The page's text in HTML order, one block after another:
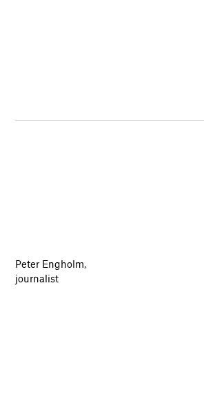
Peter Engholm,
journalist